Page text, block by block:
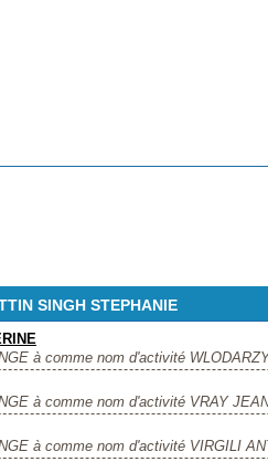
SINGH STEPHANIE
à comme nom d'activité
à comme nom d'activité VRAY
à comme nom d'activité VIRGILI